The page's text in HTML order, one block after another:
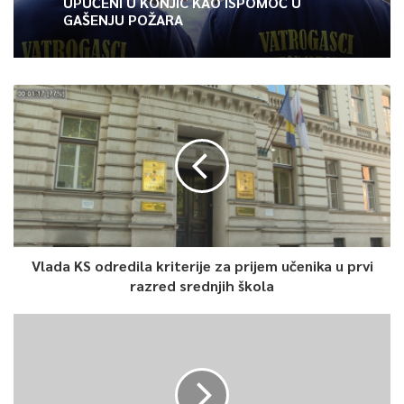
(Sarajevo), Rade Krunić (Milan), Dario Šarić (Ascoli), Adi Nalić
(Malmo), Dino Beširović (Mezokovesd Zsory), Miroslav
Stevanović (Servette), Almedin Ziljkić (Borac);
0
Article Rating
GAŠENJU POŽARA
Vlada KS odredila kriterije za prijem učenika u prvi
razred srednjih škola